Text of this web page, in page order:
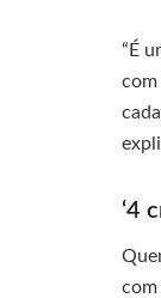
“É
com
‘4
com